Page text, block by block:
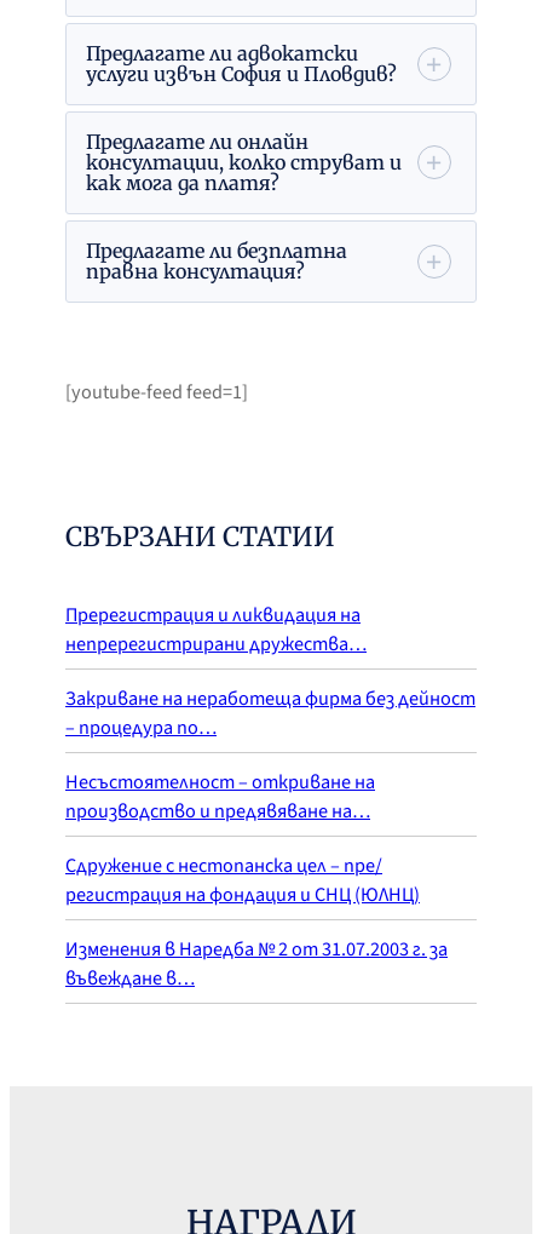
Предлагате ли адвокатски
услуги извън София и Пловдив?
Предлагате ли онлайн
консултации, колко струват и
как мога да платя?
Предлагате ли безплатна
правна консултация?
[youtube-feed feed=1]
СВЪРЗАНИ СТАТИИ
Пререгистрация и ликвидация на
непререгистрирани дружества…
Закриване на неработеща фирма без дейност
– процедура по…
Несъстоятелност – откриване на
производство и предявяване на…
Сдружение с нестопанска цел – пре/
регистрация на фондация и СНЦ (ЮЛНЦ)
Изменения в Наредба № 2 от 31.07.2003 г. за
въвеждане в…
НАГРАДИ